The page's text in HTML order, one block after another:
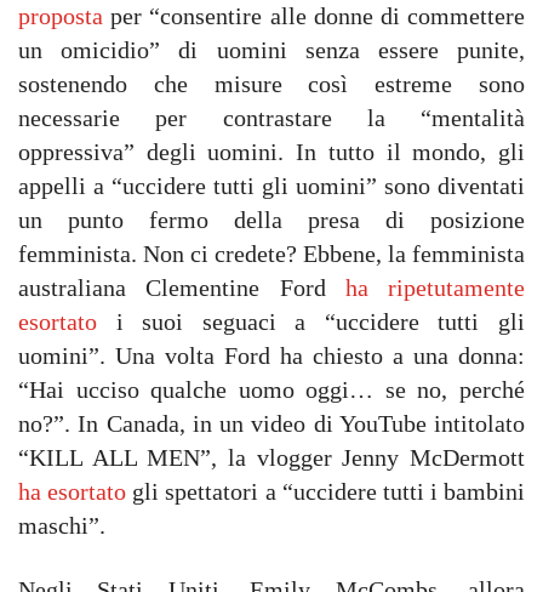
proposta per “consentire alle donne di commettere
un omicidio” di uomini senza essere punite,
sostenendo che misure così estreme sono
necessarie per contrastare la “mentalità
oppressiva” degli uomini. In tutto il mondo, gli
appelli a “uccidere tutti gli uomini” sono diventati
un punto fermo della presa di posizione
femminista. Non ci credete? Ebbene, la femminista
australiana Clementine Ford ha ripetutamente
esortato i suoi seguaci a “uccidere tutti gli
uomini”. Una volta Ford ha chiesto a una donna:
“Hai ucciso qualche uomo oggi… se no, perché
no?”. In Canada, in un video di YouTube intitolato
“KILL ALL MEN”, la vlogger Jenny McDermott
ha esortato gli spettatori a “uccidere tutti i bambini
maschi”.